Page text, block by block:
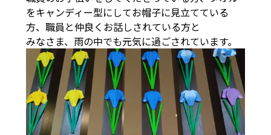
をキャンディー型にしてお帽子に見立てている
方、職員と仲良くお話しされている方と
みなさま、雨の中でも元気に過ごされています。